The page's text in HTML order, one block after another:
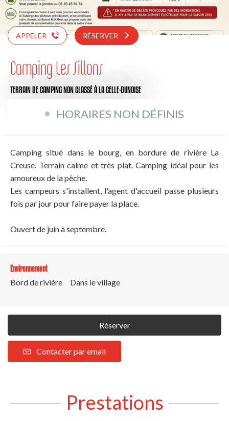
APPELER RÉSERVER
Camping Les Sillons
TERRAIN DE CAMPING NON CLASSÉÀ LA CELLE-DUNOISE
HORAIRES NON DÉFINIS
Camping situé dans le bourg, en bordure de rivière La
Creuse. Terrain calme et très plat. Camping idéal pour les
amoureux de la pêche.
Les campeurs s'installent, l'agent d'accueil passe plusieurs
fois par jour pour faire payer la place.
Ouvert de juin à septembre.
Environnement
Bord de rivière
Dans le village
Réserver
Contacter par email
Prestations